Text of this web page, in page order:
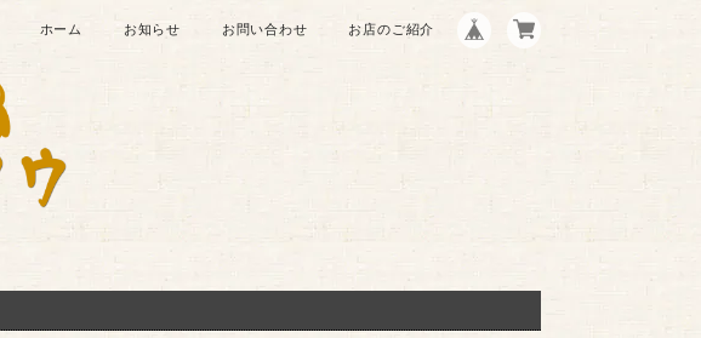
ホーム お知らせ お問い合わせ お店のご紹介